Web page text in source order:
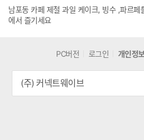
남포동 카페 제철 과일 케이크, 빙수 ,파르페
에서 즐기세요
PC버전 로그인 개인정
(주) 커넥트웨이브